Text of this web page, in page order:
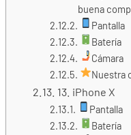
buena
Pantalla
Batería
Cámara
Nuestra
13. iPhone X
Pantalla
Batería